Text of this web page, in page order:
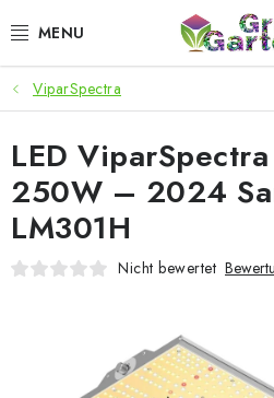
Inhalt
ANGEBOTE
LED PFLANZENLAMPEN
ANBAUBEDARF FÜR DEN
AQUARISTIK
SMARTER GARTEN
ViparSpectra
LED
250W – 2024
LM301H
Nicht bewertet